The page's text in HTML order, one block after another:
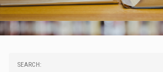
SEARCH: